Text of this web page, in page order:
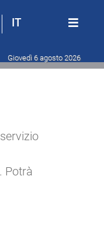
IT
Giovedì 6 agosto 2026
Potrà